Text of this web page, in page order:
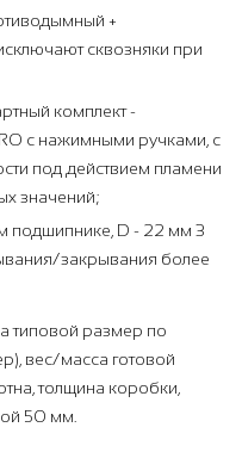
+
сквозняки при
комплект -
с нажимными ручками, с
под действием пламени
значений;
подшипнике, D - 22 мм 3
закрывания более
типовой размер по
вес/масса готовой
толщина коробки,
50 мм.